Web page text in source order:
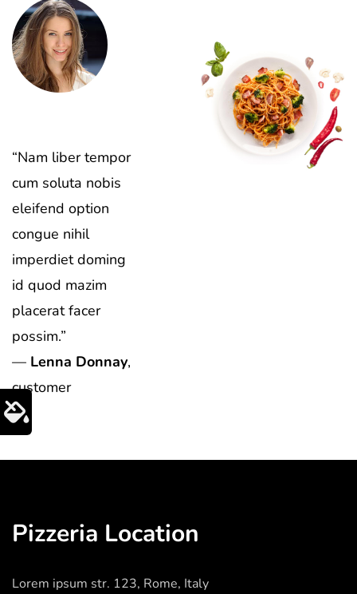
“Nam liber tempor
cum soluta nobis
eleifend option
congue nihil
imperdiet doming
id quod mazim
placerat facer
possim.”
— Lenna Donnay,
customer
Pizzeria Location
Lorem ipsum str. 123, Rome, Italy